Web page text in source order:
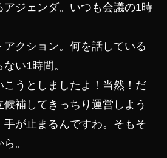
アジェンダ。いつも会議の1時
クション。何を話している
い1時間。
こうとしましたよ！当然！だ
補してきっちり運営しよう
手が止まるんですわ。そもそ
。